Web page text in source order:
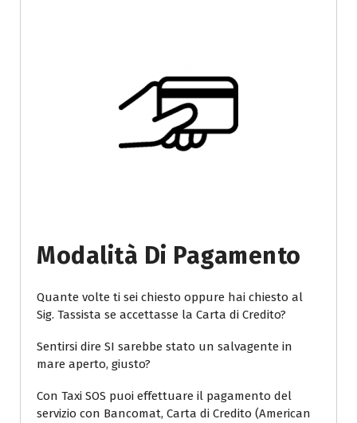
Modalità Di Pagamento
Quante volte ti sei chiesto oppure hai chiesto al
Sig. Tassista se accettasse la Carta di Credito?
Sentirsi dire SI sarebbe stato un salvagente in
mare aperto, giusto?
Con Taxi SOS puoi effettuare il pagamento del
servizio con Bancomat, Carta di Credito (American